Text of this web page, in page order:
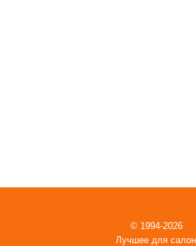
© 1994-2026
Лучшее для